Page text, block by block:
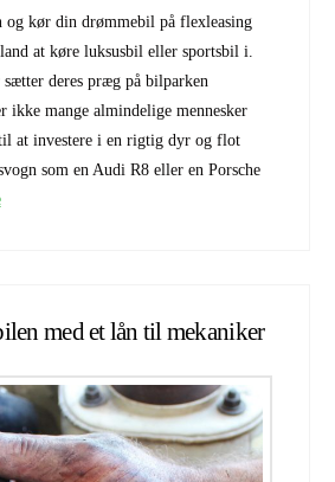
og kør din drømmebil på flexleasing
at køre luksusbil eller sportsbil i.
deres præg på bilparken
ikke mange almindelige mennesker
at investere i en rigtig dyr og flot
som en Audi R8 eller en Porsche
med et lån til mekaniker